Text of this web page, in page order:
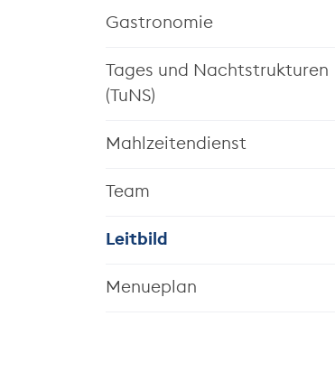
Gastronomie
Tages und Nachtstrukturen
(TuNS)
Mahlzeitendienst
Team
Leitbild
Menueplan